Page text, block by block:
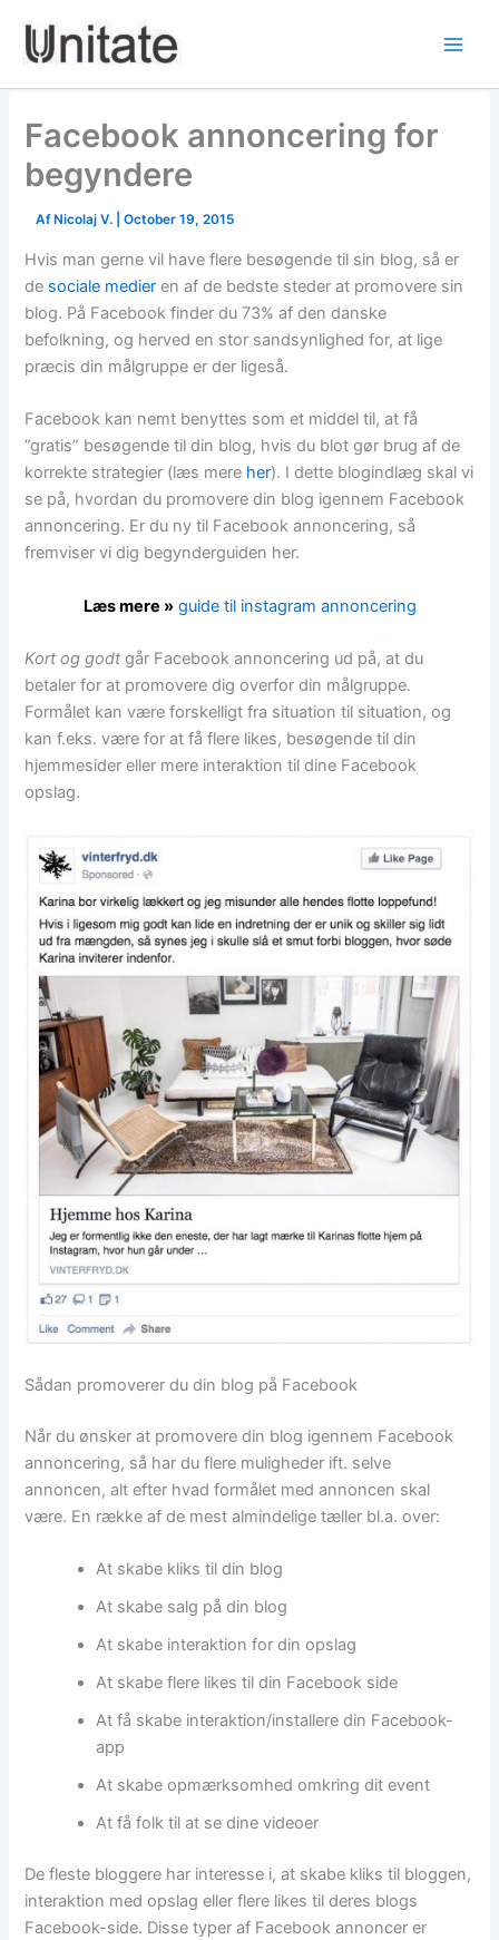
content
Facebook annoncering for
begyndere
Af Nicolaj V. |October 19, 2015
Hvis man gerne vil have flere besøgende til sin blog, så er
de sociale medier en af de bedste steder at promovere sin
blog. På Facebook finder du 73% af den danske
befolkning, og herved en stor sandsynlighed for, at lige
præcis din målgruppe er der ligeså.
Facebook kan nemt benyttes som et middel til, at få
”gratis” besøgende til din blog, hvis du blot gør brug af de
korrekte strategier (læs mere her). I dette blogindlæg skal vi
se på, hvordan du promovere din blog igennem Facebook
annoncering. Er du ny til Facebook annoncering, så
fremviser vi dig begynderguiden her.
Læs mere » guide til instagram annoncering
Kort og godt går Facebook annoncering ud på, at du
betaler for at promovere dig overfor din målgruppe.
Formålet kan være forskelligt fra situation til situation, og
kan f.eks. være for at få flere likes, besøgende til din
hjemmesider eller mere interaktion til dine Facebook
opslag.
Sådan promoverer du din blog på Facebook
Når du ønsker at promovere din blog igennem Facebook
annoncering, så har du flere muligheder ift. selve
annoncen, alt efter hvad formålet med annoncen skal
være. En række af de mest almindelige tæller bl.a. over:
At skabe kliks til din blog
At skabe salg på din blog
At skabe interaktion for din opslag
At skabe flere likes til din Facebook side
At få skabe interaktion/installere din Facebook-
app
At skabe opmærksomhed omkring dit event
At få folk til at se dine videoer
De fleste bloggere har interesse i, at skabe kliks til bloggen,
interaktion med opslag eller flere likes til deres blogs
Facebook-side. Disse typer af Facebook annoncer er